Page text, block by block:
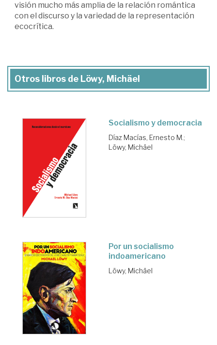
visión mucho más amplia de la relación romántica
con el discurso y la variedad de la representación
ecocrítica.
Otros libros de Löwy, Michäel
Socialismo y democracia
Díaz Macías, Ernesto M.;
Löwy, Michäel
Por un socialismo
indoamericano
Löwy, Michäel